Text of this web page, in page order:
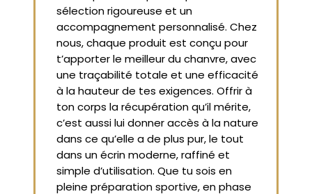
sélection rigoureuse et un
accompagnement personnalisé. Chez
nous, chaque produit est conçu pour
t’apporter le meilleur du chanvre, avec
une traçabilité totale et une efficacité
à la hauteur de tes exigences. Offrir à
ton corps la récupération qu’il mérite,
c’est aussi lui donner accès à la nature
dans ce qu’elle a de plus pur, le tout
dans un écrin moderne, raffiné et
simple d’utilisation. Que tu sois en
pleine préparation sportive, en phase